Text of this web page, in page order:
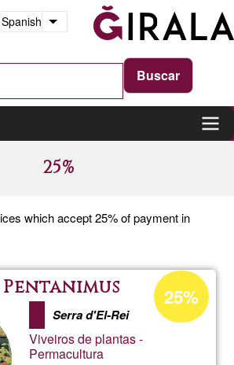
Spanish Lista adicional de acciones
25%
which accept 25% of payment in
Serra d'El-Rei
Viveiros de plantas -
Permacultura
Porcentaje
de
aceptación
25%